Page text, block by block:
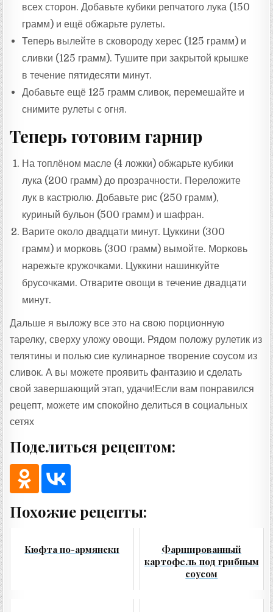
всех сторон. Добавьте кубики репчатого лука (150
грамм) и ещё обжарьте рулеты.
Теперь вылейте в сковороду херес (125 грамм) и
сливки (125 грамм). Тушите при закрытой крышке
в течение пятидесяти минут.
Добавьте ещё 125 грамм сливок, перемешайте и
снимите рулеты с огня.
Теперь готовим гарнир
На топлёном масле (4 ложки) обжарьте кубики
лука (200 грамм) до прозрачности. Переложите
лук в кастрюлю. Добавьте рис (250 грамм),
куриный бульон (500 грамм) и шафран.
Варите около двадцати минут. Цуккини (300
грамм) и морковь (300 грамм) вымойте. Морковь
нарежьте кружочками. Цуккини нашинкуйте
брусочками. Отварите овощи в течение двадцати
минут.
Дальше я выложу все это на свою порционную
тарелку, сверху уложу овощи. Рядом положу рулетик из
телятины и полью сие кулинарное творение соусом из
сливок. А вы можете проявить фантазию и сделать
свой завершающий этап, удачи!Если вам понравился
рецепт, можете им спокойно делиться в социальных
сетях
Поделиться рецептом:
Похожие рецепты:
Кюфта по-армянски
Фаршированный
картофель под грибным
соусом